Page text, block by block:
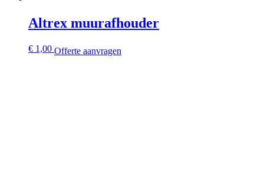
Altrex muurafhouder
€ 1,00 Offerte aanvragen